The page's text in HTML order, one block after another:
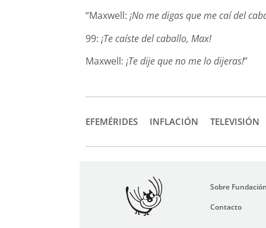
“Maxwell:¡No me digas que me caí del
99:¡Te caíste del caballo, Max!
Maxwell:¡Te dije que no me lo dijeras!”
EFEMÉRIDES INFLACIÓN TELEVISIÓN
Sobre
Contacto